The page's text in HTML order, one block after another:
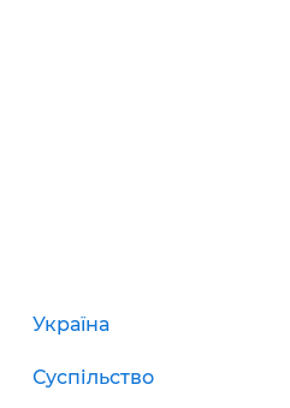
Україна
Суспільство